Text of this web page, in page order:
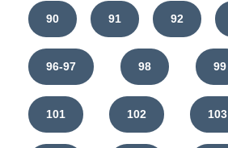
90 91 92
96-97 98 99
101 102 103